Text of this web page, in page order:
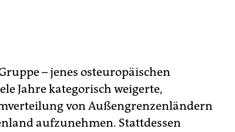
– jenes osteuropäischen
Jahre kategorisch weigerte,
von Außengrenzenländern
aufzunehmen. Stattdessen